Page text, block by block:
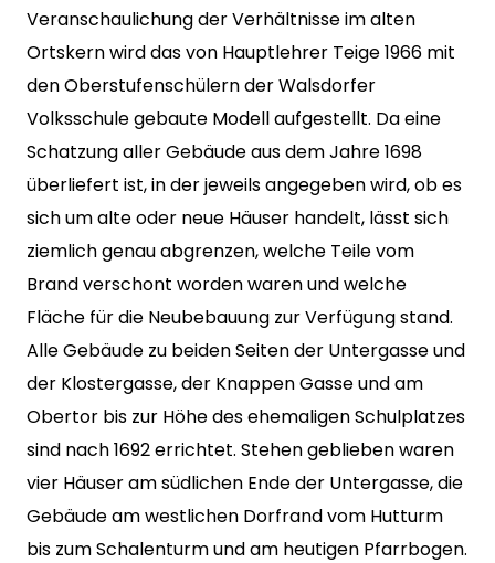
Veranschaulichung der Verhältnisse im alten
Ortskern wird das von Hauptlehrer Teige 1966 mit
den Oberstufenschülern der Walsdorfer
Volksschule gebaute Modell aufgestellt. Da eine
Schatzung aller Gebäude aus dem Jahre 1698
überliefert ist, in der jeweils angegeben wird, ob es
sich um alte oder neue Häuser handelt, lässt sich
ziemlich genau abgrenzen, welche Teile vom
Brand verschont worden waren und welche
Fläche für die Neubebauung zur Verfügung stand.
Alle Gebäude zu beiden Seiten der Untergasse und
der Klostergasse, der Knappen Gasse und am
Obertor bis zur Höhe des ehemaligen Schulplatzes
sind nach 1692 errichtet. Stehen geblieben waren
vier Häuser am südlichen Ende der Untergasse, die
Gebäude am westlichen Dorfrand vom Hutturm
bis zum Schalenturm und am heutigen Pfarrbogen.